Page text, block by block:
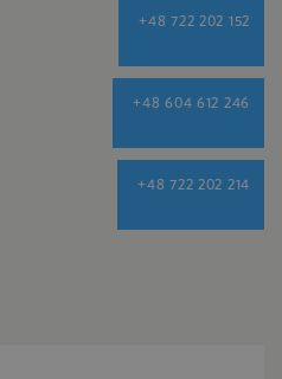
+48 722 202 152
+48 604 612 246
+48 722 202 214